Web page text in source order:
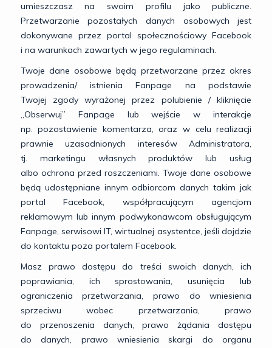
umieszczasz na swoim profilu jako publiczne.
Przetwarzanie pozostałych danych osobowych jest
dokonywane przez portal społecznościowy Facebook
i na warunkach zawartych w jego regulaminach.
Twoje dane osobowe będą przetwarzane przez okres
prowadzenia/ istnienia Fanpage na podstawie
Twojej zgody wyrażonej przez polubienie / kliknięcie
„Obserwuj” Fanpage lub wejście w interakcje
np. pozostawienie komentarza, oraz w celu realizacji
prawnie uzasadnionych interesów Administratora,
tj. marketingu własnych produktów lub usług
albo ochrona przed roszczeniami. Twoje dane osobowe
będą udostępniane innym odbiorcom danych takim jak
portal Facebook, współpracującym agencjom
reklamowym lub innym podwykonawcom obsługującym
Fanpage, serwisowi IT, wirtualnej asystentce, jeśli dojdzie
do kontaktu poza portalem Facebook.
Masz prawo dostępu do treści swoich danych, ich
poprawiania, ich sprostowania, usunięcia lub
ograniczenia przetwarzania, prawo do wniesienia
sprzeciwu wobec przetwarzania, prawo
do przenoszenia danych, prawo żądania dostępu
do danych, prawo wniesienia skargi do organu